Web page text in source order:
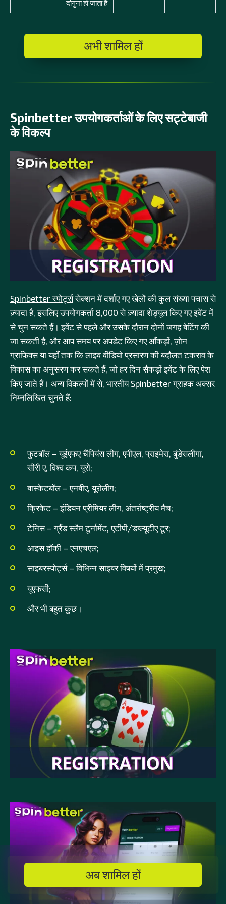
अब शामिल हों
दोगुना हो जाता है
अभी शामिल हों
Spinbetter उपयोगकर्ताओं के लिए सट्टेबाजी
के विकल्प
Spinbetter स्पोर्ट्ससेक्शन में दर्शाए गए खेलों की कुल संख्या पचास से
ज़्यादा है, इसलिए उपयोगकर्ता 8,000 से ज़्यादा शेड्यूल किए गए इवेंट में
से चुन सकते हैं। इवेंट से पहले और उसके दौरान दोनों जगह बेटिंग की
जा सकती है, और आप समय पर अपडेट किए गए आँकड़ों, ज़ोन
ग्राफ़िक्स या यहाँ तक कि लाइव वीडियो प्रसारण की बदौलत टकराव के
विकास का अनुसरण कर सकते हैं, जो हर दिन सैकड़ों इवेंट के लिए पेश
किए जाते हैं। अन्य विकल्पों में से, भारतीय Spinbetter ग्राहक अक्सर
निम्नलिखित चुनते हैं:
फुटबॉल – यूईएफए चैंपियंस लीग, एपीएल, प्राइमेरा, बुंडेसलीगा,
सीरी ए, विश्व कप, यूरो;
बास्केटबॉल – एनबीए, यूरोलीग;
क्रिकेट – इंडियन प्रीमियर लीग, अंतर्राष्ट्रीय मैच;
टेनिस – ग्रैंड स्लैम टूर्नामेंट, एटीपी/डब्ल्यूटीए टूर;
आइस हॉकी – एनएचएल;
साइबरस्पोर्ट्स – विभिन्न साइबर विषयों में प्रमुख;
यूएफसी;
और भी बहुत कुछ।